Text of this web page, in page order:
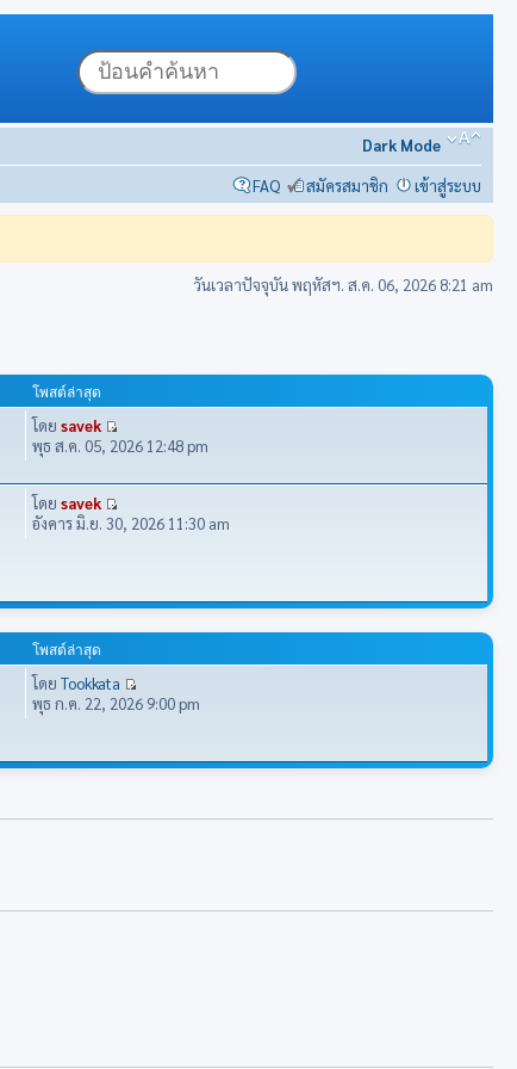
Dark Mode
FAQ
สมัครสมาชิก เข้าสู่ระบบ
วันเวลาปัจจุบัน พฤหัสฯ. ส.ค. 06, 2026 8:21 am
โพสต์ล่าสุด
โดยsavek
พุธ ส.ค. 05, 2026 12:48 pm
โดยsavek
อังคาร มิ.ย. 30, 2026 11:30 am
โพสต์ล่าสุด
โดยTookkata
พุธ ก.ค. 22, 2026 9:00 pm